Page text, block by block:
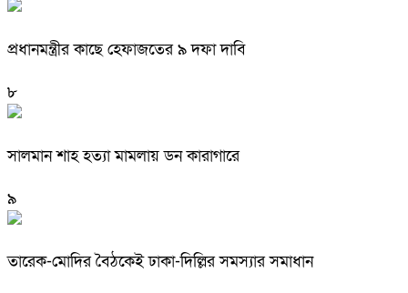
প্রধানমন্ত্রীর কাছে হেফাজতের ৯ দফা দাবি
৮
সালমান শাহ হত্যা মামলায় ডন কারাগারে
৯
তারেক-মোদির বৈঠকেই ঢাকা-দিল্লির সমস্যার সমাধান